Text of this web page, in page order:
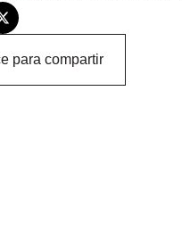
para compartir